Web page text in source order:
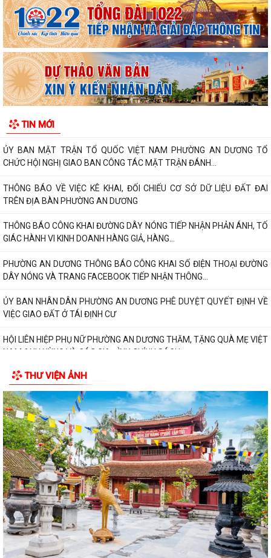
TIN MỚI
PHƯỜNG AN DƯƠNG KHÁNH THÀNH NHÀ ĐẠI ĐOÀN KẾT TẠI TỔ DÂN
PHỐ NAM HÀ
ỦY BAN MTTQ VIỆT NAM PHƯỜNG AN DƯƠNG TỔ CHỨC HỘI NGHỊ LẦN
THỨ 4, NHIỆM KỲ 2025 – 2030
Đoàn lãnh đạo phường An Dương thăm, tặng quà người có công và gia
ỦY BAN MẶT TRẬN TỔ QUỐC VIỆT NAM PHƯỜNG AN DƯƠNG TỔ
CHỨC HỘI NGHỊ GIAO BAN CÔNG TÁC MẶT TRẬN ĐÁNH...
TRÊN ĐỊA BÀN PHƯỜNG AN DƯƠNG
GIÁC HÀNH VI KINH DOANH HÀNG GIẢ, HÀNG...
DÂY NÓNG VÀ TRANG FACEBOOK TIẾP NHẬN THÔNG...
VIỆC GIAO ĐẤT Ở TÁI ĐỊNH CƯ
NAM ANH HÙNG VÀ CÁC GIA ĐÌNH CHÍNH SÁCH...
các hộ gia đình, cá nhân có nhu...
Ban Chỉ huy Quân sự phường An Dương trao Quyết định bổ nhiệm Tổ
đội trưởng Ban Chỉ huy Quân sự các...
Hội Cựu chiến binh phường An Dương tổ chức sơ kết công tác Hội 6
tháng đầu năm 2026
PHƯỜNG AN DƯƠNG TỔ CHỨC HỘI NGHỊ TỔNG KẾT THI HÀNH LUẬT
QUỐC PHÒNG NĂM 2018, LUẬT DÂN QUÂN TỰ VỆ...
Trung tâm Chính trị phường An Dương khai giảng lớp bồi dưỡng lý luận
chính trị dành cho đảng viên...
HỘI ĐỒNG NHÂN DÂN PHƯỜNG AN DƯƠNG TỔ CHỨC HỘI NGHỊ TIẾP
THƯ VIỆN ẢNH